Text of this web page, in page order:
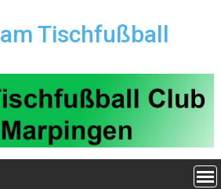
Tischfußball